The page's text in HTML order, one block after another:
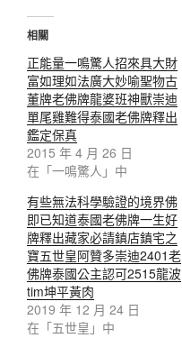
相關
正能量一鳴驚人招來具大財
富如理如法廣大妙喻聖物古
董牌老佛牌龍婆班神獸崇迪
單尾雞難得泰國老佛牌釋出
鑑定保真
2015 年 4 月 26 日
在「一鳴驚人」中
有些無法科學驗證的境界佛
即已知道泰國老佛牌一生好
牌釋出藏家必請鎮店鎮宅之
寶五世皇阿贊多崇迪2401老
佛牌泰國公主認可2515龍波
tim坤平黃肉
2019 年 12 月 24 日
在「五世皇」中